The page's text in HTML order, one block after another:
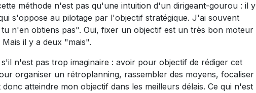
méthode n'est pas qu'une intuition d'un dirigeant-gourou : il y
s'oppose au pilotage par l'objectif stratégique. J'ai souvent
n'en obtiens pas". Oui, fixer un objectif est un très bon moteur
il y a deux "mais".
n'est pas trop imaginaire : avoir pour objectif de rédiger cet
organiser un rétroplanning, rassembler des moyens, focaliser
atteindre mon objectif dans les meilleurs délais. Ce qui n'est